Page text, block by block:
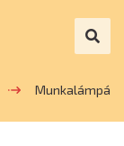
Munkalámpák